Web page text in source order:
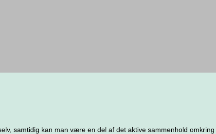
samtidig kan man være en del af det aktive sammenhold omkring